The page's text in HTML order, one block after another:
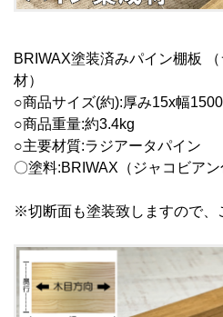
BRIWAX塗装済みパイン棚板
材）
○商品サイズ(約):厚み15x幅
○商品重量:約3.4kg
○主要材質:ラジアータパイン
〇塗料:BRIWAX（ジャコビア
※切断面も塗装致しますので、